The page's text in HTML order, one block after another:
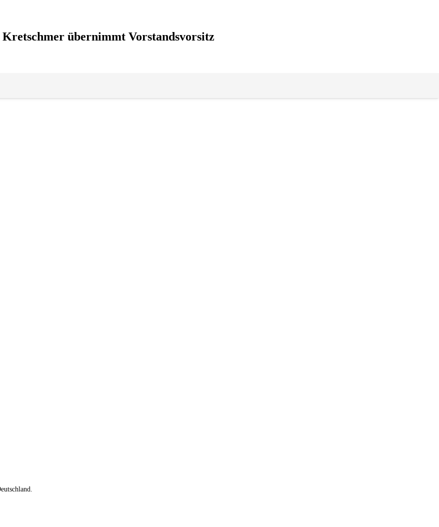
übernimmt Vorstandsvorsitz